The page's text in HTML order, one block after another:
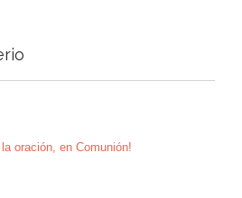
oración, en Comunión!